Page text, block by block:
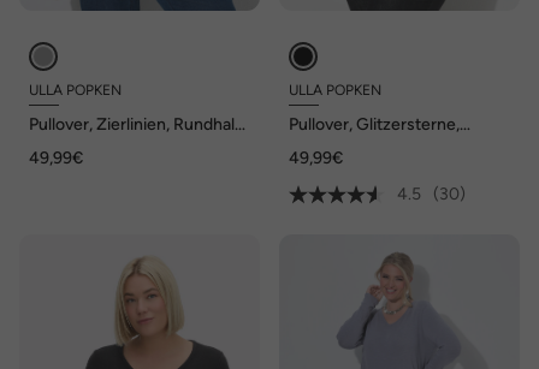
ULLA POPKEN
Pullover, Zierlinien, Rundhals,
49,99€
ULLA POPKEN
Pullover, Glitzersterne,
49,99€
4.5
(30)